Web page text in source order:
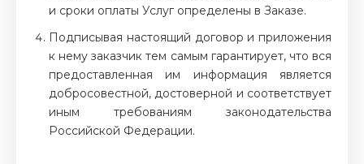
и сроки оплаты Услуг определены в Заказе.
Подписывая настоящий договор и приложения
к нему заказчик тем самым гарантирует, что вся
предоставленная им информация является
добросовестной, достоверной и соответствует
иным требованиям законодательства
Российской Федерации.